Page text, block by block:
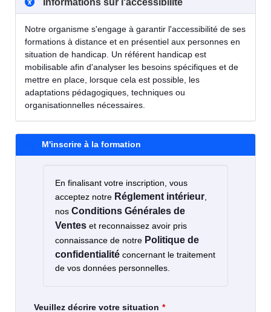
Informations sur l'accessibilité
Notre organisme s'engage à garantir l'accessibilité de ses
formations à distance et en présentiel aux personnes en
situation de handicap. Un référent handicap est
mobilisable afin d'analyser les besoins spécifiques et de
mettre en place, lorsque cela est possible, les
adaptations pédagogiques, techniques ou
organisationnelles nécessaires.
M'inscrire à la formation
En finalisant votre inscription, vous
acceptez notre Réglement intérieur,
nos Conditions Générales de
Ventes et reconnaissez avoir pris
connaissance de notre Politique de
confidentialité concernant le traitement
de vos données personnelles.
Veuillez décrire votre situation